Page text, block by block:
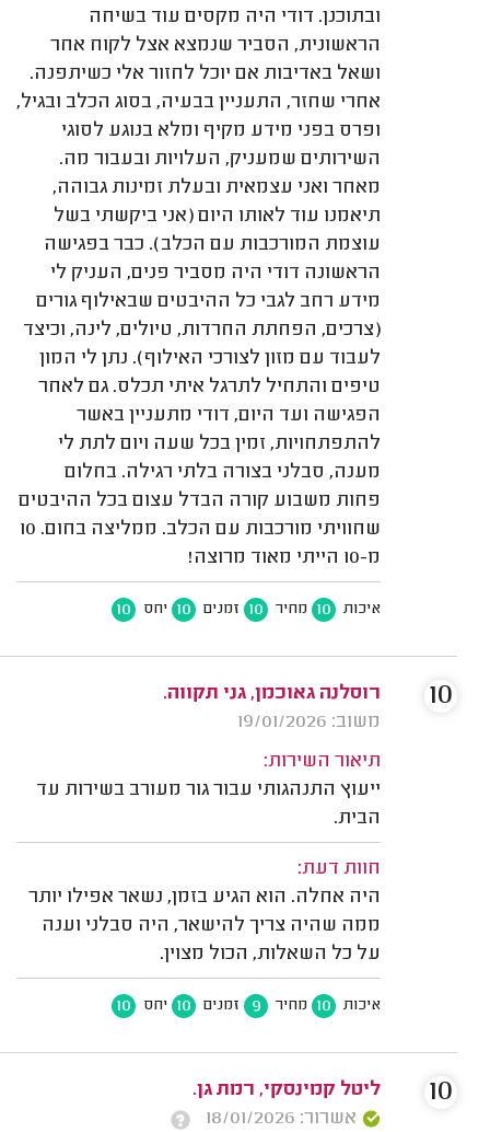
ובתוכנן. דודי היה מקסים עוד בשיחה
הראשונית, הסביר שנמצא אצל לקוח אחר
ושאל באדיבות אם יוכל לחזור אלי כשיתפנה.
אחרי שחזר, התעניין בבעיה, בסוג הכלב ובגיל,
ופרס בפני מידע מקיף ומלא בנוגע לסוגי
השירותים שמעניק, העלויות ובעבור מה.
מאחר ואני עצמאית ובעלת זמינות גבוהה,
תיאמנו עוד לאותו היום (אני ביקשתי בשל
עוצמת המורכבות עם הכלב). כבר בפגישה
הראשונה דודי היה מסביר פנים, העניק לי
מידע רחב לגבי כל ההיבטים שבאילוף גורים
(צרכים, הפחתת החרדות, טיולים, לינה, וכיצד
לעבוד עם מזון לצורכי האילוף). נתן לי המון
טיפים והתחיל לתרגל איתי תכלס. גם לאחר
הפגישה ועד היום, דודי מתעניין באשר
להתפתחויות, זמין בכל שעה ויום לתת לי
מענה, סבלני בצורה בלתי רגילה. בחלום
פחות משבוע קורה הבדל עצום בכל ההיבטים
שחוויתי מורכבות עם הכלב. ממליצה בחום. 10
מ-10 הייתי מאוד מרוצה!
איכות 10 מחיר 10 זמנים 10 יחס 10
רוסלנה גאוכמן, גני תקווה.
משוב: 19/01/2026
תיאור השירות:
ייעוץ התנהגותי עבור גור מעורב בשירות עד
הבית.
חוות דעת:
היה אחלה. הוא הגיע בזמן, נשאר אפילו יותר
ממה שהיה צריך להישאר, היה סבלני וענה
על כל השאלות, הכול מצוין.
איכות 10 מחיר 9 זמנים 10 יחס 10
10
ליטל קמינסקי, רמת גן.
אשרור: 18/01/2026
10